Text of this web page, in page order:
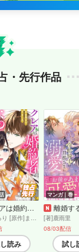
・先行作品
恋に落ちる瞬間を見た1
[画]永澤るり [原作]ましろ
読み
マンガ｜巻
離婚するはずが、冷酷騎士の旦那さまに溺愛されていたよう
[著]鹿雨里
08/03配信
試し